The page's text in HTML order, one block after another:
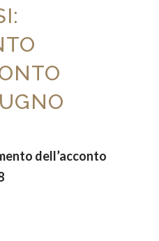
dell’acconto